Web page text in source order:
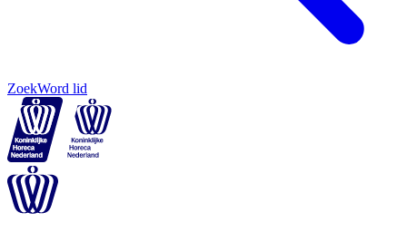
ZoekWord lid